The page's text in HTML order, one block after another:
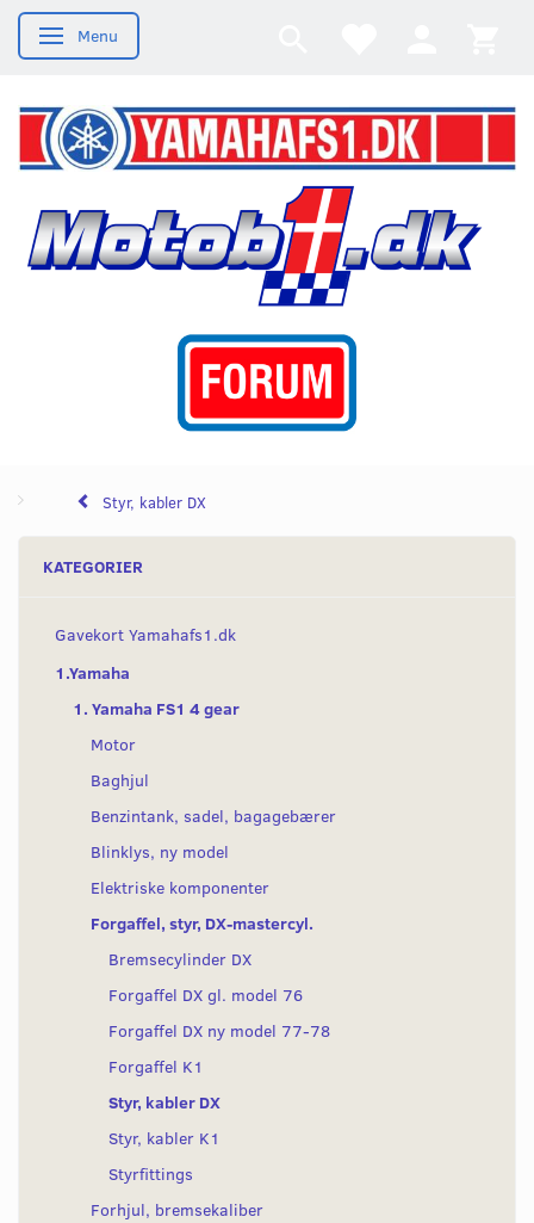
Skifte navigation
Menu
Styr, kabler DX
KATEGORIER
Gavekort Yamahafs1.dk
1.Yamaha
1. Yamaha FS1 4 gear
Motor
Baghjul
Benzintank, sadel, bagagebærer
Blinklys, ny model
Elektriske komponenter
Forgaffel, styr, DX-mastercyl.
Bremsecylinder DX
Forgaffel DX gl. model 76
Forgaffel DX ny model 77-78
Forgaffel K1
Styr, kabler DX
Styr, kabler K1
Styrfittings
Forhjul, bremsekaliber